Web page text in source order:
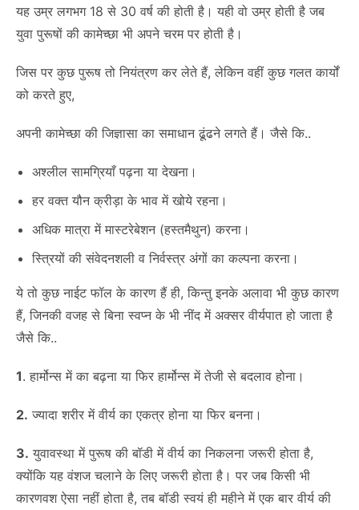
यह उम्र लगभग 18 से 30 वर्ष की होती है। यही वो उम्र होती है जब
युवा पुरूषों की कामेच्छा भी अपने चरम पर होती है।
जिस पर कुछ पुरूष तो नियंत्रण कर लेते हैं, लेकिन वहीं कुछ गलत कार्यों
को करते हुए,
अपनी कामेच्छा की जिज्ञासा का समाधान ढूंढने लगते हैं। जैसे कि..
अश्लील सामग्रियाँ पढ़ना या देखना।
हर वक्त यौन क्रीड़ा के भाव में खोये रहना।
अधिक मात्रा में मास्टरेबेशन (हस्तमैथुन) करना।
स्त्रियों की संवेदनशली व निर्वस्त्र अंगों का कल्पना करना।
ये तो कुछ नाईट फॉल के कारण हैं ही, किन्तु इनके अलावा भी कुछ कारण
हैं, जिनकी वजह से बिना स्वप्न के भी नींद में अक्सर वीर्यपात हो जाता है
जैसे कि..
1. हार्मोन्स में का बढ़ना या फिर हार्मोन्स में तेजी से बदलाव होना।
2. ज्यादा शरीर में वीर्य का एकत्र होना या फिर बनना।
3. युवावस्था में पुरूष की बॉडी में वीर्य का निकलना जरूरी होता है,
क्योंकि यह वंशज चलाने के लिए जरूरी होता है। पर जब किसी भी
कारणवश ऐसा नहीं होता है, तब बॉडी स्वयं ही महीने में एक बार वीर्य की